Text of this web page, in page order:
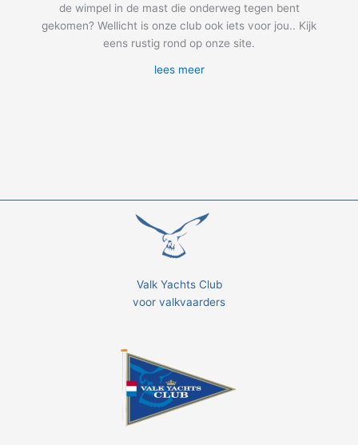
de wimpel in de mast die onderweg tegen bent
gekomen? Wellicht is onze club ook iets voor jou.. Kijk
eens rustig rond op onze site.
lees meer
Valk Yachts Club
voor valkvaarders